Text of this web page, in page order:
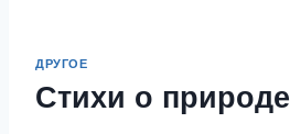
ДРУГОЕ
Стихи о природе